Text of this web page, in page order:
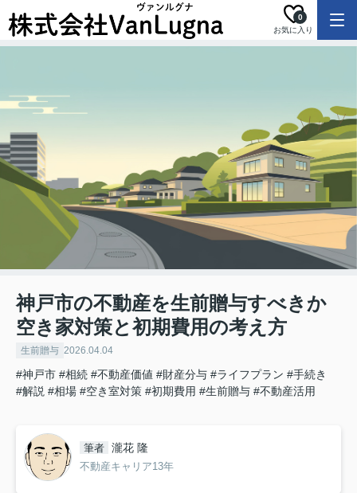
お気に入り
0
神戸市の不動産を生前贈与すべきか
空き家対策と初期費用の考え方
生前贈与 2026.04.04
#神戸市 #相続 #不動産価値 #財産分与 #ライフプラン #手続き
#解説 #相場 #空き室対策 #初期費用 #生前贈与 #不動産活用
筆者 瀧花 隆
不動産キャリア13年